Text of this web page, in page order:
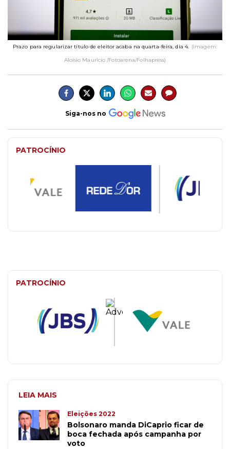
Prazo para regularizar título de eleitor acaba na quarta-feira, dia 4. (Imagem:
Aloisio Mauricio /Fotoarena/Folhapress)
Siga-nos no
PATROCÍNIO
PATROCÍNIO
LEIA MAIS
Eleições 2022
Bolsonaro manda DiCaprio ficar de
boca fechada após campanha por
voto